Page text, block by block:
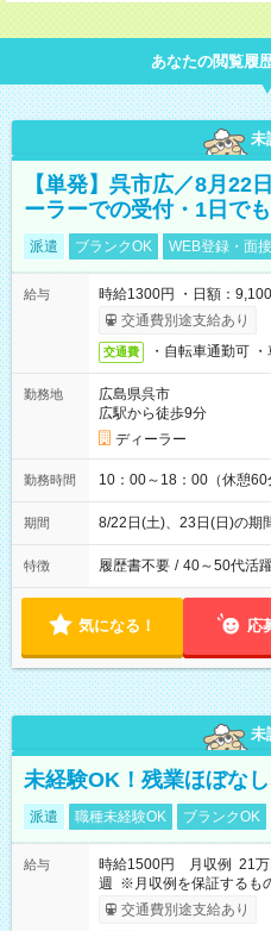
あなたの閲覧履
未
【単発】呉市広／8月22
ーラーでの受付・1日で
派遣 ブランクOK WEB登録・面
給与
時給1300円 ・日額：
交通費別途支給あり
交通費 ・自転車通勤可
勤務地
広島県呉市
広駅から徒歩9分
ディーラー
勤務時間 10：00～18：00（休憩60
期間 8/22日(土)、23日(日)の期
特徴 履歴書不要 / 40～50代活
気になる！ 応
未
未経験OK！残業ほぼな
派遣 職種未経験OK ブランクOK
給与
時給1500円 月収例 21万
週 ※月収例を保証するも
ービス利用可（利用条件有
交通費別途支給あり